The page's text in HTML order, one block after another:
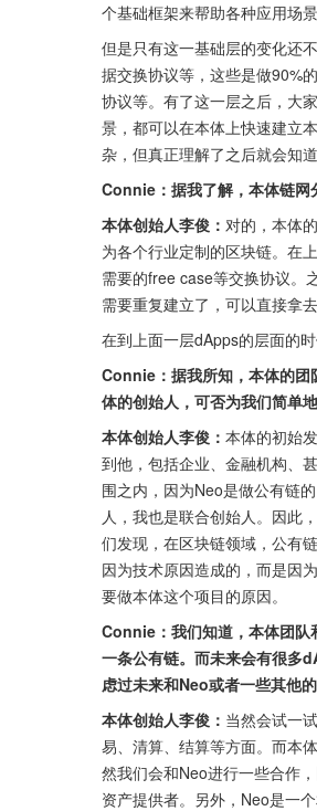
个基础框架来帮助各种应用场
但是只有这一基础层的变化还
据交换协议等，这些是做90%
协议等。有了这一层之后，大
景，都可以在本体上快速建立
杂，但真正理解了之后就会知
Connie：据我了解，本体链网
本体创始人李俊： 对的，本体
为各个行业定制的区块链。在
需要的free case等交换协议。
需要重复建立了，可以直接拿去
在到上面一层dApps的层面的
Connie：据我所知，本体的
体的创始人，可否为我们简单
本体创始人李俊： 本体的初始
到他，包括企业、金融机构、
围之内，因为Neo是做公有链
人，我也是联合创始人。因此
们发现，在区块链领域，公有
因为技术原因造成的，而是因
要做本体这个项目的原因。
Connie：我们知道，本体团队
一条公有链。而未来会有很多
虑过未来和Neo或者一些其他
本体创始人李俊： 当然会试一
易、清算、结算等方面。而本
然我们会和Neo进行一些合作
资产提供者。另外，Neo是一